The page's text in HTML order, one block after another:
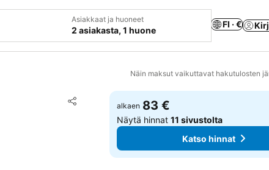
Asiakkaat ja huoneet
2 asiakasta, 1 huone
FI · €
Näin maksut vaikuttavat hakutulosten
Jaa
Lisää suosikkeihin
alkaen 83 €
Näytä hinnat11 sivustolta
Katso hinnat